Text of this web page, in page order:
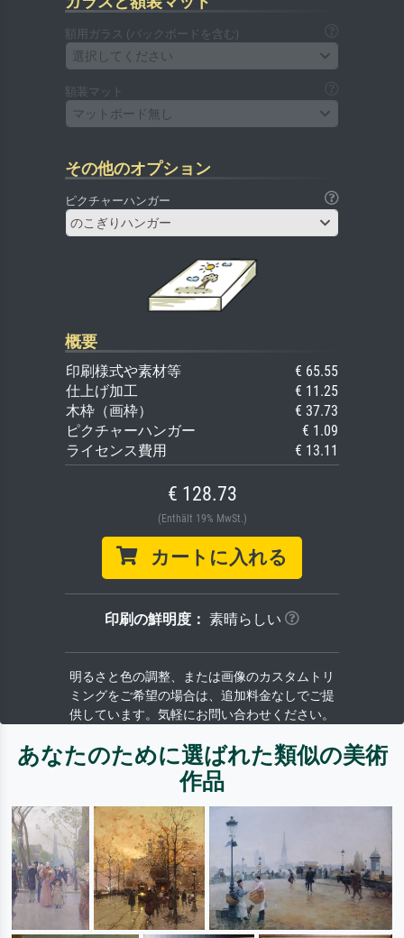
額用ガラス (バックボードを含む)
選択してください
額装マット
マットボード無し
その他のオプション
ピクチャーハンガー
のこぎりハンガー
概要
印刷様式や素材等
€ 65.55
仕上げ加工
€ 11.25
木枠（画枠）
€ 37.73
ピクチャーハンガー
€ 1.09
ライセンス費用
€ 13.11
€ 128.73
(Enthält 19% MwSt.)
カートに入れる
印刷の鮮明度： 素晴らしい
明るさと色の調整、または画像のカスタムトリ
ミングをご希望の場合は、追加料金なしでご提
供しています。気軽にお問い合わせください。
あなたのために選ばれた類似の美術
作品